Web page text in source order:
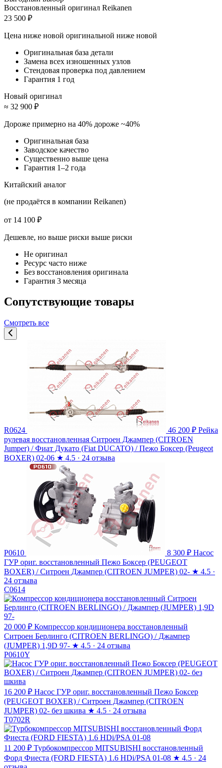
Восстановленный оригинал Reikanen
23 500 ₽
Цена ниже новой оригинальной ниже новой
Оригинальная база детали
Замена всех изношенных узлов
Стендовая проверка под давлением
Гарантия 1 год
Новый оригинал
≈ 32 900 ₽
Дороже примерно на 40% дороже ~40%
Оригинальная база
Заводское качество
Существенно выше цена
Гарантия 1–2 года
Китайский аналог
(не продаётся в компании Reikanen)
от 14 100 ₽
Дешевле, но выше риски выше риски
Не оригинал
Ресурс часто ниже
Без восстановления оригинала
Гарантия 3 месяца
Сопутствующие товары
Смотреть все
R0624 46 200 ₽ Рейка
рулевая восстановленная Ситроен Джампер (CITROEN
Jumper) / Фиат Дукато (Fiat DUCATO) / Пежо Боксер (Peugeot
BOXER) 02-06 ★ 4.5 · 24 отзыва
P0610 8 300 ₽ Насос
ГУР ориг. восстановленный Пежо Боксер (PEUGEOT
BOXER) / Ситроен Джампер (CITROEN JUMPER) 02- ★ 4.5 ·
24 отзыва
C0614
20 000 ₽ Компрессор кондиционера восстановленный
Ситроен Берлинго (CITROEN BERLINGO) / Джампер
(JUMPER) 1,9D 97- ★ 4.5 · 24 отзыва
P0610Y
16 200 ₽ Насос ГУР ориг. восстановленный Пежо Боксер
(PEUGEOT BOXER) / Ситроен Джампер (CITROEN
JUMPER) 02- без шкива ★ 4.5 · 24 отзыва
T0702R
11 200 ₽ Турбокомпрессор MITSUBISHI восстановленный
Форд Фиеста (FORD FIESTA) 1.6 HDi/PSA 01-08 ★ 4.5 · 24